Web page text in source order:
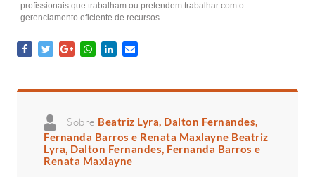
profissionais que trabalham ou pretendem trabalhar com o
gerenciamento eficiente de recursos...
Sobre Beatriz Lyra, Dalton Fernandes,
Fernanda Barros e Renata Maxlayne Beatriz
Lyra, Dalton Fernandes, Fernanda Barros e
Renata Maxlayne